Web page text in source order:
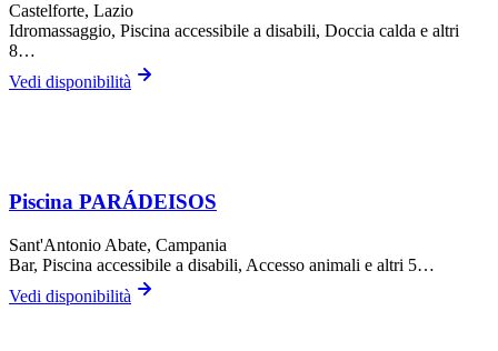
Castelforte, Lazio
Idromassaggio, Piscina accessibile a disabili, Doccia calda e altri
8…
Vedi disponibilità
Piscina PARÁDEISOS
Sant'Antonio Abate, Campania
Bar, Piscina accessibile a disabili, Accesso animali e altri 5…
Vedi disponibilità